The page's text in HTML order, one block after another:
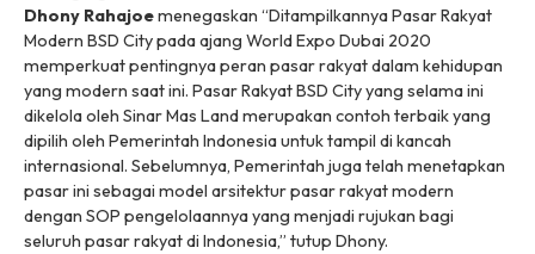
Dhony Rahajoemenegaskan “Ditampilkannya Pasar Rakyat
Modern BSD City pada ajang World Expo Dubai 2020
memperkuat pentingnya peran pasar rakyat dalam kehidupan
yang modern saat ini. Pasar Rakyat BSD City yang selama ini
dikelola oleh Sinar Mas Land merupakan contoh terbaik yang
dipilih oleh Pemerintah Indonesia untuk tampil di kancah
internasional. Sebelumnya, Pemerintah juga telah menetapkan
pasar ini sebagai model arsitektur pasar rakyat modern
dengan SOP pengelolaannya yang menjadi rujukan bagi
seluruh pasar rakyat di Indonesia,” tutup Dhony.